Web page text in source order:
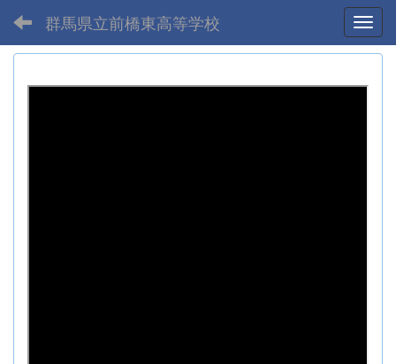
群馬県立前橋東高等学校